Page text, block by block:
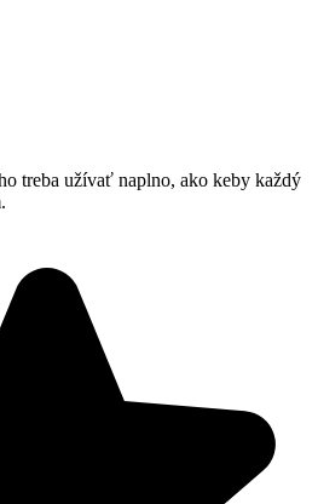
treba užívať naplno, ako keby každý